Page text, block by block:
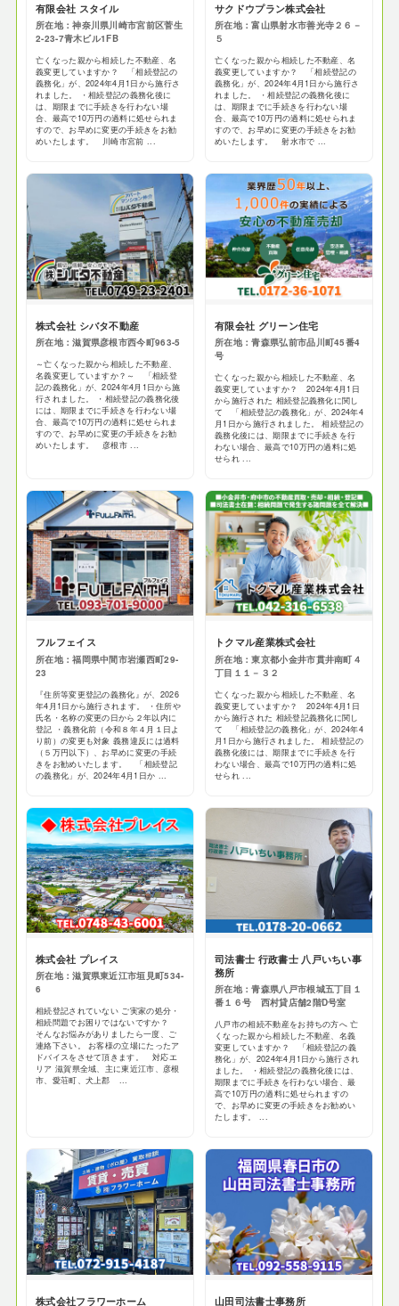
有限会社 スタイル
所在地：神奈川県川崎市宮前区菅生
2-23-7青木ビル1FB
亡くなった親から相続した不動産、名
義変更していますか？ 「相続登記の
義務化」が、2024年4月1日から施行さ
れました。 ・相続登記の義務化後に
は、期限までに手続きを行わない場
合、最高で10万円の過料に処せられま
すので、お早めに変更の手続きをお勧
めいたします。 川崎市宮前 ...
サクドウプラン株式会社
所在地：富山県射水市善光寺２６－
５
亡くなった親から相続した不動産、名
義変更していますか？ 「相続登記の
義務化」が、2024年4月1日から施行さ
れました。 ・相続登記の義務化後に
は、期限までに手続きを行わない場
合、最高で10万円の過料に処せられま
すので、お早めに変更の手続きをお勧
めいたします。 射水市で ...
株式会社 シバタ不動産
所在地：滋賀県彦根市西今町963-5
～亡くなった親から相続した不動産、
名義変更していますか？～ 「相続登
記の義務化」が、2024年4月1日から施
行されました。 ・相続登記の義務化後
には、期限までに手続きを行わない場
合、最高で10万円の過料に処せられま
すので、お早めに変更の手続きをお勧
めいたします。 彦根市 ...
有限会社 グリーン住宅
所在地：青森県弘前市品川町45番4
号
亡くなった親から相続した不動産、名
義変更していますか？ 2024年4月1日
から施行された 相続登記義務化に関し
て 「相続登記の義務化」が、2024年4
月1日から施行されました。 相続登記の
義務化後には、期限までに手続きを行
わない場合、最高で10万円の過料に処
せられ ...
フルフェイス
所在地：福岡県中間市岩瀬西町29-
23
『住所等変更登記の義務化』が、2026
年4月1日から施行されます。 ・住所や
氏名・名称の変更の日から２年以内に
登記 ・義務化前（令和８年４月１日よ
り前）の変更も対象 義務違反には過料
（５万円以下）、お早めに変更の手続
きをお勧めいたします。 「相続登記
の義務化」が、2024年4月1日か ...
トクマル産業株式会社
所在地：東京都小金井市貫井南町４
丁目１１－３２
亡くなった親から相続した不動産、名
義変更していますか？ 2024年4月1日
から施行された 相続登記義務化に関し
て 「相続登記の義務化」が、2024年4
月1日から施行されました。 相続登記の
義務化後には、期限までに手続きを行
わない場合、最高で10万円の過料に処
せられ ...
株式会社 プレイス
所在地：滋賀県東近江市垣見町534-
6
相続登記されていない ご実家の処分・
相続問題でお困りではないですか？
そんなお悩みがありましたら一度、ご
連絡下さい。 お客様の立場にたったア
ドバイスをさせて頂きます。 対応エ
リア 滋賀県全域、主に東近江市、彦根
市、愛荘町、犬上郡 ...
司法書士 行政書士 八戸いちい事
務所
所在地：青森県八戸市根城五丁目１
番１６号 西村貸店舗2階D号室
八戸市の相続不動産をお持ちの方へ 亡
くなった親から相続した不動産、名義
変更していますか？ 「相続登記の義
務化」が、2024年4月1日から施行され
ました。 ・相続登記の義務化後には、
期限までに手続きを行わない場合、最
高で10万円の過料に処せられますの
で、お早めに変更の手続きをお勧めい
たします。 ...
株式会社フラワーホーム 山田司法書士事務所